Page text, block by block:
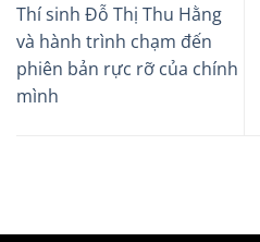
Thí sinh Đỗ Thị Thu Hằng
và hành trình chạm đến
phiên bản rực rỡ của chính
mình